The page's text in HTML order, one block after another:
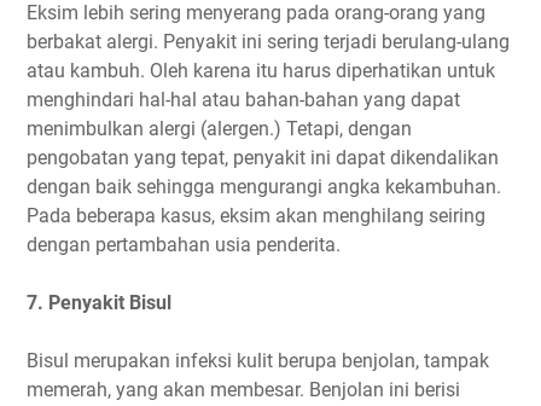
Eksim lebih sering menyerang pada orang-orang yang
berbakat alergi. Penyakit ini sering terjadi berulang-ulang
atau kambuh. Oleh karena itu harus diperhatikan untuk
menghindari hal-hal atau bahan-bahan yang dapat
menimbulkan alergi (alergen.) Tetapi, dengan
pengobatan yang tepat, penyakit ini dapat dikendalikan
dengan baik sehingga mengurangi angka kekambuhan.
Pada beberapa kasus, eksim akan menghilang seiring
dengan pertambahan usia penderita.
7. Penyakit Bisul
Bisul merupakan infeksi kulit berupa benjolan, tampak
memerah, yang akan membesar. Benjolan ini berisi